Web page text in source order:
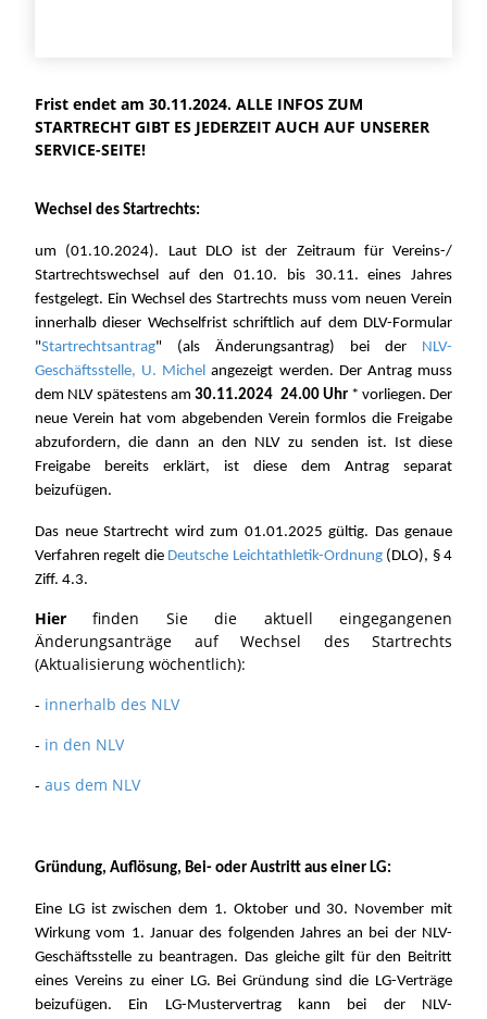
Frist endet am 30.11.2024. ALLE INFOS ZUM
STARTRECHT GIBT ES JEDERZEIT AUCH AUF UNSERER
SERVICE-SEITE!
Wechsel des Startrechts:
um (01.10.2024). Laut DLO ist der Zeitraum für Vereins-/
Startrechtswechsel auf den 01.10. bis 30.11. eines Jahres
festgelegt. Ein Wechsel des Startrechts muss vom neuen Verein
innerhalb dieser Wechselfrist schriftlich auf dem DLV-Formular
"Startrechtsantrag" (als Änderungsantrag) bei der NLV-
Geschäftsstelle, U. Michel angezeigt werden. Der Antrag muss
dem NLV spätestens am30.11.2024 24.00 Uhr* vorliegen. Der
neue Verein hat vom abgebenden Verein formlos die Freigabe
abzufordern, die dann an den NLV zu senden ist. Ist diese
Freigabe bereits erklärt, ist diese dem Antrag separat
beizufügen.
Das neue Startrecht wird zum 01.01.2025 gültig. Das genaue
Verfahren regelt die Deutsche Leichtathletik-Ordnung(DLO), § 4
Ziff. 4.3.
Hier finden Sie die aktuell eingegangenen
Änderungsanträge auf Wechsel des Startrechts
(Aktualisierung wöchentlich):
- innerhalb des NLV
- in den NLV
- aus dem NLV
Gründung, Auflösung, Bei- oder Austritt aus einer LG:
Eine LG ist zwischen dem 1. Oktober und 30. November mit
Wirkung vom 1. Januar des folgenden Jahres an bei der NLV-
Geschäftsstelle zu beantragen. Das gleiche gilt für den Beitritt
eines Vereins zu einer LG. Bei Gründung sind die LG-Verträge
beizufügen. Ein LG-Mustervertrag kann bei der NLV-